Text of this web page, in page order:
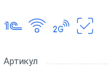
сбора данных
Артикул